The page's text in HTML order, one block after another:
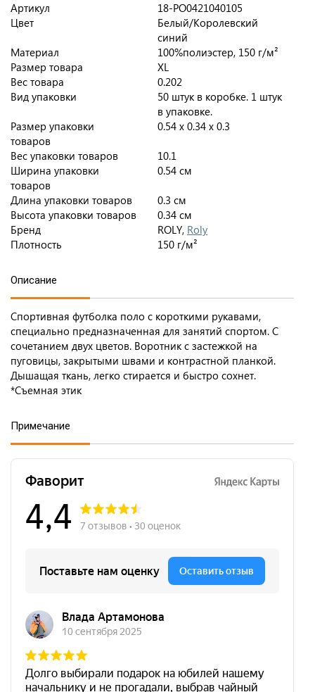
Артикул
18-PO0421040105
Цвет
Белый/Королевский
синий
Материал
100%полиэстер, 150 г/м²
Размер товара
XL
Вес товара
0.202
Вид упаковки
50 штук в коробке. 1 штук
в упаковке.
Размер упаковки
товаров
0.54 x 0.34 x 0.3
Вес упаковки товаров
10.1
Ширина упаковки
товаров
0.54 см
Длина упаковки товаров
0.3 см
Высота упаковки товаров
0.34 см
Бренд
ROLY, Roly
Плотность
150 г/м²
Описание
Спортивная футболка поло с короткими рукавами,
специально предназначенная для занятий спортом. С
сочетанием двух цветов. Воротник с застежкой на
пуговицы, закрытыми швами и контрастной планкой.
Дышащая ткань, легко стирается и быстро сохнет.
*Съемная этик
Примечание